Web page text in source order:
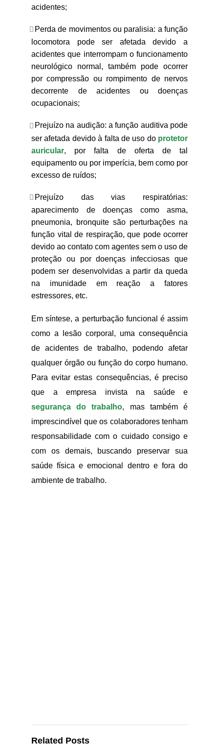
acidentes;
Perda de movimentos ou paralisia: a função
locomotora pode ser afetada devido a
acidentes que interrompam o funcionamento
neurológico normal, também pode ocorrer
por compressão ou rompimento de nervos
decorrente de acidentes ou doenças
ocupacionais;
Prejuízo na audição: a função auditiva pode
ser afetada devido à falta de uso do protetor
auricular, por falta de oferta de tal
equipamento ou por imperícia, bem como por
excesso de ruídos;
Prejuízo das vias respiratórias:
aparecimento de doenças como asma,
pneumonia, bronquite são perturbações na
função vital de respiração, que pode ocorrer
devido ao contato com agentes sem o uso de
proteção ou por doenças infecciosas que
podem ser desenvolvidas a partir da queda
na imunidade em reação a fatores
estressores, etc.
Em síntese, a perturbação funcional é assim
como a lesão corporal, uma consequência
de acidentes de trabalho, podendo afetar
qualquer órgão ou função do corpo humano.
Para evitar estas consequências, é preciso
que a empresa invista na saúde e
segurança do trabalho, mas também é
imprescindível que os colaboradores tenham
responsabilidade com o cuidado consigo e
com os demais, buscando preservar sua
saúde física e emocional dentro e fora do
ambiente de trabalho.
Related Posts